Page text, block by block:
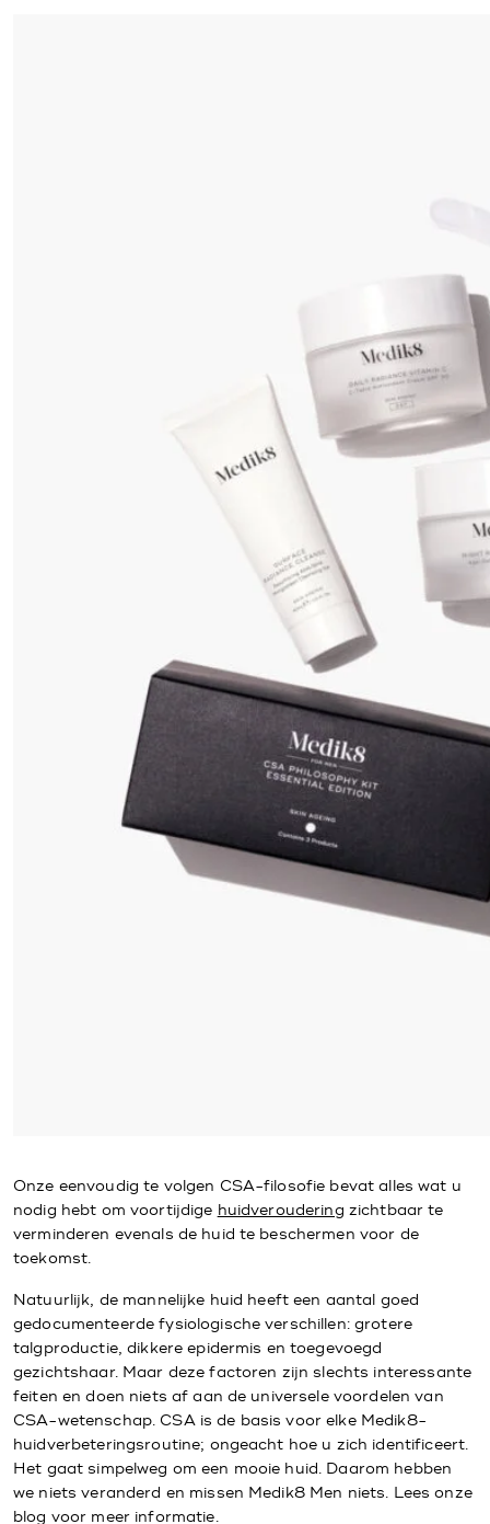
Onze eenvoudig te volgen CSA-filosofie bevat alles wat u
nodig hebt om voortijdige huidveroudering zichtbaar te
verminderen evenals de huid te beschermen voor de
toekomst.
Natuurlijk, de mannelijke huid heeft een aantal goed
gedocumenteerde fysiologische verschillen: grotere
talgproductie, dikkere epidermis en toegevoegd
gezichtshaar. Maar deze factoren zijn slechts interessante
feiten en doen niets af aan de universele voordelen van
CSA-wetenschap. CSA is de basis voor elke Medik8-
huidverbeteringsroutine; ongeacht hoe u zich identificeert.
Het gaat simpelweg om een mooie huid. Daarom hebben
we niets veranderd en missen Medik8 Men niets. Lees onze
blog voor meer informatie.